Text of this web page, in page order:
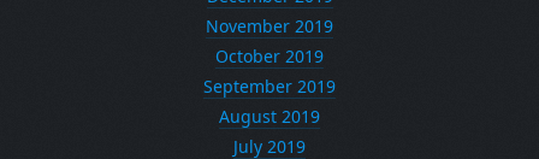
November 2019
October 2019
September 2019
August 2019
July 2019